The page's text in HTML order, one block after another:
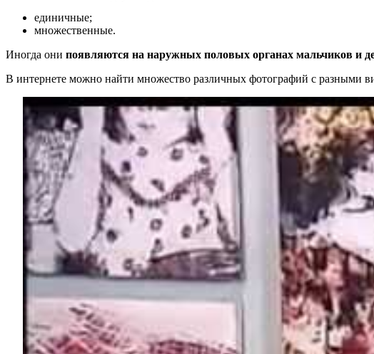
единичные;
множественные.
Иногда они появляются на наружных половых органах мальчиков и
В интернете можно найти множество различных фотографий с разными